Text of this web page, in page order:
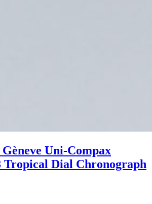
Uni-Compax
Tropical Dial Chronograph